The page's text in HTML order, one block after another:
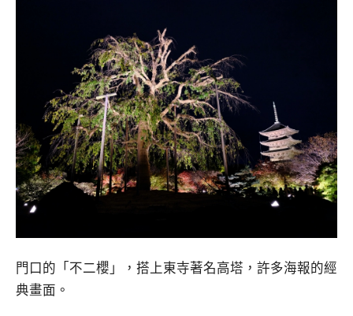
門口的「不二櫻」，搭上東寺著名高塔，許多海報的經
典畫面。